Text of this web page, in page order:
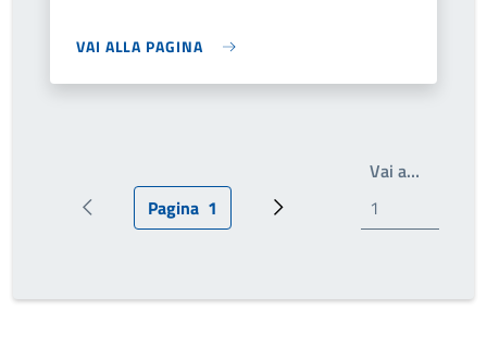
VAI ALLA PAGINA
Pagina precedentePagina attuale
Pagina 1 Prossima pagina
Vai a…